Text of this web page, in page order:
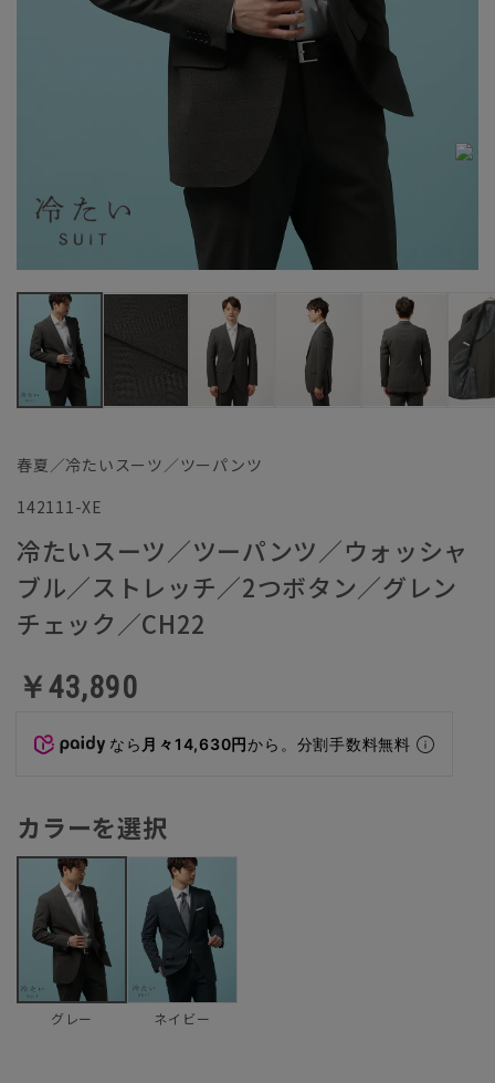
春夏／冷たいスーツ／ツーパンツ
142111-XE
冷たいスーツ／ツーパンツ／ウォッシャ
ブル／ストレッチ／2つボタン／グレン
チェック／CH22
￥43,890
なら 月々14,630円から。分割手数料無料
カラーを選択
グレー ネイビー